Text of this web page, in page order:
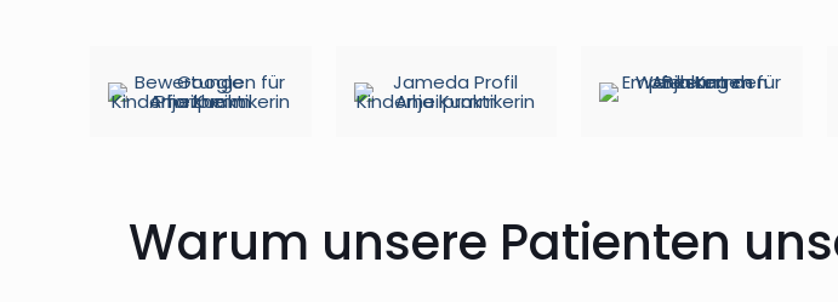
Warum unsere Patienten